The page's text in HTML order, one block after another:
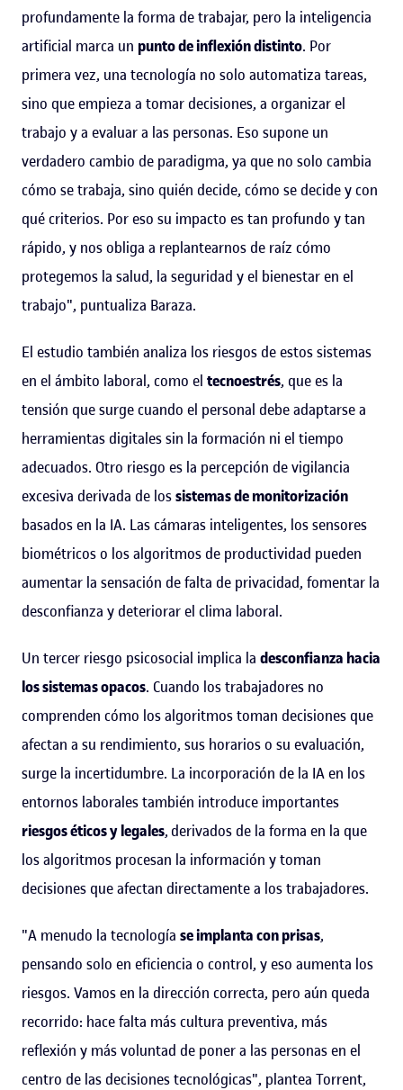
profundamente la forma de trabajar, pero la inteligencia
artificial marca un punto de inflexión distinto. Por
primera vez, una tecnología no solo automatiza tareas,
sino que empieza a tomar decisiones, a organizar el
trabajo y a evaluar a las personas. Eso supone un
verdadero cambio de paradigma, ya que no solo cambia
cómo se trabaja, sino quién decide, cómo se decide y con
qué criterios. Por eso su impacto es tan profundo y tan
rápido, y nos obliga a replantearnos de raíz cómo
protegemos la salud, la seguridad y el bienestar en el
trabajo", puntualiza Baraza.
El estudio también analiza los riesgos de estos sistemas
en el ámbito laboral, como el tecnoestrés, que es la
tensión que surge cuando el personal debe adaptarse a
herramientas digitales sin la formación ni el tiempo
adecuados. Otro riesgo es la percepción de vigilancia
excesiva derivada de lossistemas de monitorización
basados en la IA. Las cámaras inteligentes, los sensores
biométricos o los algoritmos de productividad pueden
aumentar la sensación de falta de privacidad, fomentar la
desconfianza y deteriorar el clima laboral.
Un tercer riesgo psicosocial implica la desconfianza hacia
los sistemas opacos. Cuando los trabajadores no
comprenden cómo los algoritmos toman decisiones que
afectan a su rendimiento, sus horarios o su evaluación,
surge la incertidumbre. La incorporación de la IA en los
entornos laborales también introduce importantes
riesgos éticos y legales, derivados de la forma en la que
los algoritmos procesan la información y toman
decisiones que afectan directamente a los trabajadores.
"A menudo la tecnología se implanta con prisas,
pensando solo en eficiencia o control, y eso aumenta los
riesgos. Vamos en la dirección correcta, pero aún queda
recorrido: hace falta más cultura preventiva, más
reflexión y más voluntad de poner a las personas en el
centro de las decisiones tecnológicas", plantea Torrent,